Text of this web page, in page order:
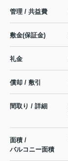
管理 / 共益費
敷金(保証金)
礼金
償却 / 敷引
間取り / 詳細
面積 /
バルコニー面積